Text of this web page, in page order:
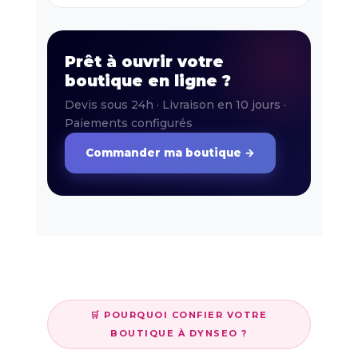
Prêt à ouvrir votre
boutique en ligne ?
Devis sous 24h · Livraison en 10 jours ·
Paiements configurés
Commander ma boutique →
🛒 POURQUOI CONFIER VOTRE
BOUTIQUE À DYNSEO ?